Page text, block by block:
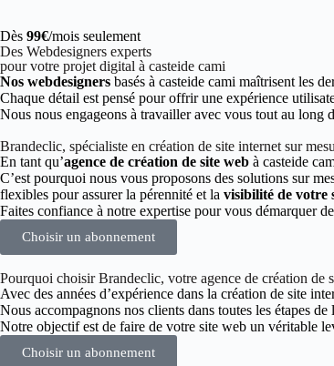
Dès 99€/mois seulement
Des Webdesigners experts
pour votre projet digital à casteide cami
Nos webdesigners basés à casteide cami maîtrisent les
Chaque détail est pensé pour offrir une expérience
Nous nous engageons à travailler avec vous tout au long
Brandeclic, spécialiste en création de site internet sur
En tant qu’agence de création de site web à casteide
C’est pourquoi nous vous proposons des solutions sur
flexibles pour assurer la pérennité et la visibilité de votre
Faites confiance à notre expertise pour vous démarquer
Choisir un abonnement
Pourquoi choisir Brandeclic, votre agence de création de
Avec des années d’expérience dans la création de site
Nous accompagnons nos clients dans toutes les étapes
Notre objectif est de faire de votre site web un véritable
Choisir un abonnement